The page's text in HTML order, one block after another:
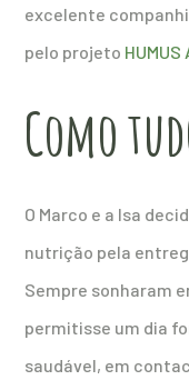
excelente
pelo projeto
Como
O Marco e a Isa
nutrição pela
Sempre sonharam
permitisse um dia
saudável, em